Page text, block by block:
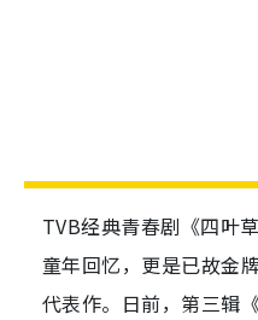
TVB经典青春剧《四叶
童年回忆，更是已故金
代表作。日前，第三辑